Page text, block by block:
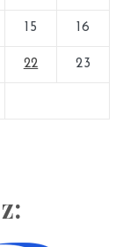
15 16
22 23